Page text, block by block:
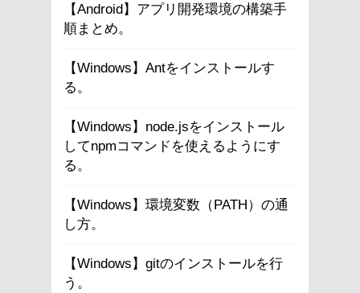
【Android】アプリ開発環境の構築手
順まとめ。
【Windows】Antをインストールす
る。
【Windows】node.jsをインストール
してnpmコマンドを使えるようにす
る。
【Windows】環境変数（PATH）の通
し方。
【Windows】gitのインストールを行
う。